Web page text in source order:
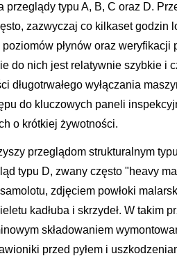
przeglądy typu A, B, C oraz D.
zazwyczaj co kilkaset godzin
płynów oraz weryfikacji
do nich jest relatywnie szybkie i
długotrwałego wyłączania
do kluczowych paneli
o krótkiej żywotności.
przeglądom strukturalnym
typu D, zwany często "heavy
zdjęciem powłoki
kadłuba i skrzydeł. W takim
składowaniem
przed pyłem i